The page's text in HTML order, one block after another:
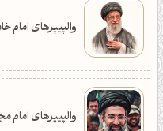
والپیپرهای امام
والپیپرهای امام